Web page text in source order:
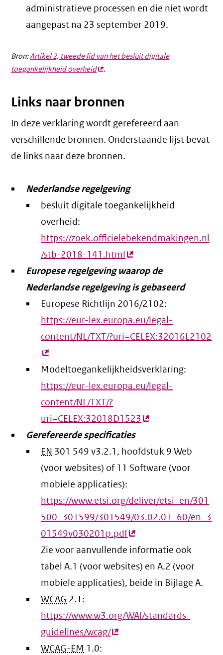
administratieve processen en die niet wordt
aangepast na 23 september 2019.
Bron:Artikel 2, tweede lid van het besluit digitale
toegankelijkheid overheid(externe
.
Links naar bronnen
In deze verklaring wordt gerefereerd aan
verschillende bronnen. Onderstaande lijst bevat
de links naar deze bronnen.
Nederlandse regelgeving
besluit digitale toegankelijkheid
overheid:
https://zoek.officielebekendmakingen.nl
/stb-2018-141.html(externe
link)
Europese regelgeving waarop de
Nederlandse regelgeving is gebaseerd
Europese Richtlijn 2016/2102:
https://eur-lex.europa.eu/legal-
content/NL/TXT/?uri=CELEX:32016L2102
Modeltoegankelijkheidsverklaring:
https://eur-lex.europa.eu/legal-
content/NL/TXT/?
uri=CELEX:32018D1523 (externe
Gerefereerde specificaties
EN 301 549 v3.2.1, hoofdstuk 9 Web
(voor websites) of 11 Software (voor
mobiele applicaties):
https://www.etsi.org/deliver/etsi_en/301
500_301599/301549/03.02.01_60/en_3
01549v030201p.pdf(externe
link)
Zie voor aanvullende informatie ook
tabel A.1 (voor websites) en A.2 (voor
mobiele applicaties), beide in Bijlage A.
WCAG 2.1:
https://www.w3.org/WAI/standards-
guidelines/wcag/(externe
WCAG-EM 1.0: